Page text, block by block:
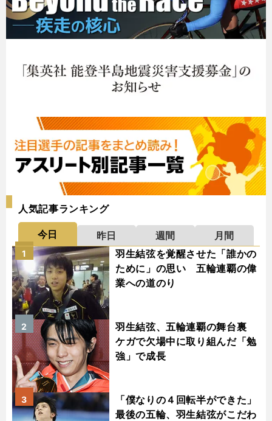
人気記事ランキング
今日 昨日 週間
月間
羽生結弦を覚醒させた「誰かの
ために」の思い 五輪連覇の偉
業への道のり
1
羽生結弦、五輪連覇の舞台裏
ケガで欠場中に取り組んだ「勉
強」で成長
2
「僕なりの４回転半ができた」
最後の五輪、羽生結弦がこだわ
3